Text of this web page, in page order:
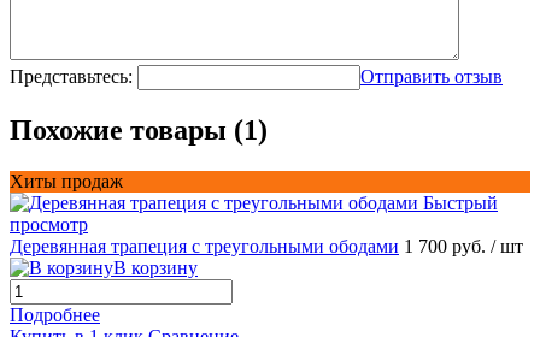
Представьтесь: Отправить отзыв
Похожие товары (1)
Хиты продаж
Быстрый
просмотр
Деревянная трапеция с треугольными ободами 1 700 руб. / шт
В корзину
Подробнее